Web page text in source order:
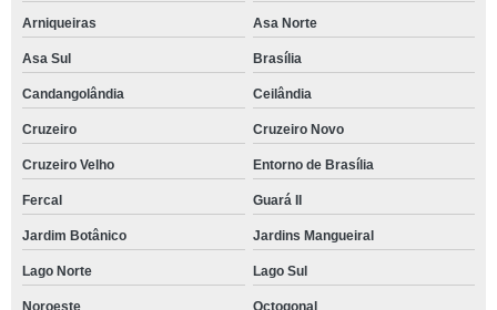
Arniqueiras Asa Norte
Asa Sul Brasília
Candangolândia Ceilândia
Cruzeiro Cruzeiro Novo
Cruzeiro Velho Entorno de Brasília
Fercal Guará II
Jardim Botânico Jardins Mangueiral
Lago Norte Lago Sul
Noroeste Octogonal